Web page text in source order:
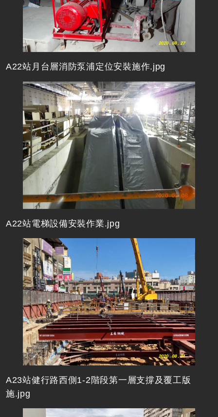
A22站月台層消防泵浦定位安裝施作.jpg
A22站電梯設備安裝作業.jpg
A23站健行路西側1-2階段第一層支撐及覆工版
施.jpg